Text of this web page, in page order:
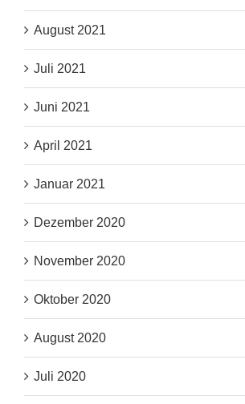
August 2021
Juli 2021
Juni 2021
April 2021
Januar 2021
Dezember 2020
November 2020
Oktober 2020
August 2020
Juli 2020